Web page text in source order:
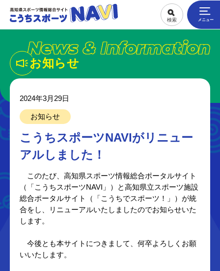
News & Information
お知らせ
2024年3月29日
お知らせ
こうちスポーツNAVIがリニュー
アルしました！
このたび、高知県スポーツ情報総合ポータルサイト
（「こうちスポーツNAVI」）と高知県立スポーツ施設
総合ポータルサイト（「こうちでスポーツ！」）が統
合をし、リニューアルいたしましたのでお知らせいた
します。
今後とも本サイトにつきまして、何卒よろしくお願
いいたします。